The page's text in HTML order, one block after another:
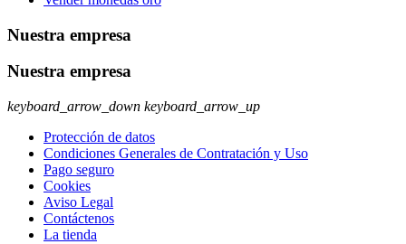
Nuestra empresa
Nuestra empresa
keyboard_arrow_down keyboard_arrow_up
Protección de datos
Condiciones Generales de Contratación y Uso
Pago seguro
Cookies
Aviso Legal
Contáctenos
La tienda